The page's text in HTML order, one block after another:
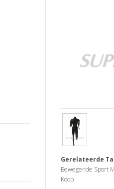
Gerelateerde
Bewegende Sport
Koop